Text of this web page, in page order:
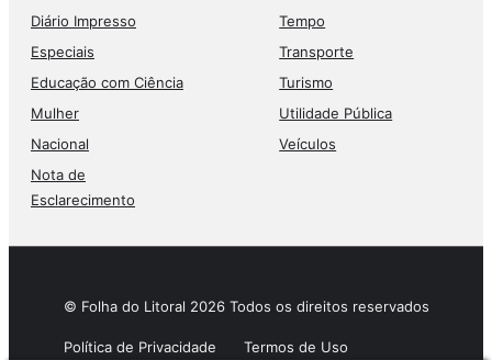
Diário Impresso
Especiais
Educação com Ciência
Mulher
Nacional
Nota de
Esclarecimento
Tempo
Transporte
Turismo
Utilidade Pública
Veículos
© Folha do Litoral 2026 Todos os direitos reservados
Política de Privacidade
Termos de Uso